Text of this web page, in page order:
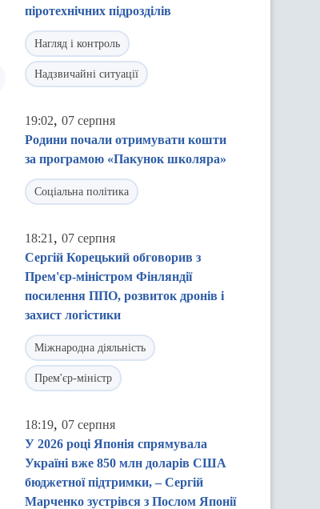
піротехнічних підрозділів
Нагляд і контроль
Надзвичайні ситуації
19:02, 07 серпня
Родини почали отримувати кошти
за програмою «Пакунок школяра»
Соціальна політика
18:21 , 07 серпня
Сергій Корецький обговорив з
Прем'єр-міністром Фінляндії
посилення ППО, розвиток дронів і
захист логістики
Міжнародна діяльність
Прем'єр-міністр
18:19, 07 серпня
У 2026 році Японія спрямувала
Україні вже 850 млн доларів США
бюджетної підтримки, – Сергій
Марченко зустрівся з Послом Японії